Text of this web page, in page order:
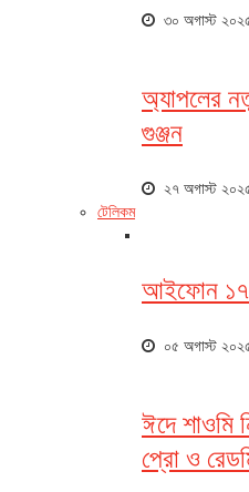
৩০ অগাস্ট
অ্যাপলের
গুঞ্জন
২৭ অগাস্ট
টেলিকম
আইফোন ১৭
০৫ অগাস্ট
ঈদে শাওমি
প্রো ও